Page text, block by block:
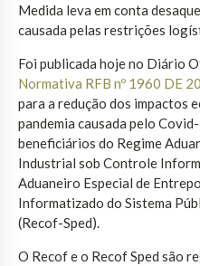
Medida leva em conta
causada pelas restrições
Foi publicada hoje no Diário
Normativa RFB nº 1960 DE
para a redução dos impactos
pandemia causada pelo
beneficiários do Regime
Industrial sob Controle
Aduaneiro Especial de
Informatizado do Sistema
(Recof-Sped).
O Recof e o Recof Sped são